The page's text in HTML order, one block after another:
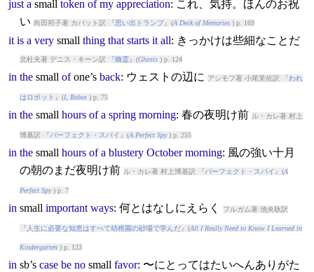
just a small token of my appreciation: これ、気持。ほんのお祝
い 向田邦子著 カバット訳 『思い出トランプ』(A Deck of Memories) p. 169
it is a very small thing that starts it all: きっかけは些細なことだ
北杜夫著 デニス・キーン訳 『幽霊』(Ghosts) p. 124
in the small ofone’s back: ウェストの辺に アシモフ著 小尾芙佐訳 『われ
はロボット 』(I, Robot) p. 75
in the small hours of a spring morning: 春の夜明け前 ル・カレ著 村上
博基訳 『パーフェクト・スパイ 』(A Perfect Spy) p. 255
in the small hours of a blustery October morning: 風の強い十月
の朝のまだ夜明け前 ル・カレ著 村上博基訳 『パーフェクト・スパイ 』(A
Perfect Spy) p. 7
in small important ways: 何とはなしにえらく フルガム著 池央耿訳
『 人生に必要な知恵はすべて幼稚園の砂場で学んだ』(All I Really Need to Know I Learned in
Kindergarten) p. 123
in sb’s case be no small favor: 〜にとってはたいへんありがた